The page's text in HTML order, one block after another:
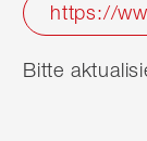
https://
Bitte